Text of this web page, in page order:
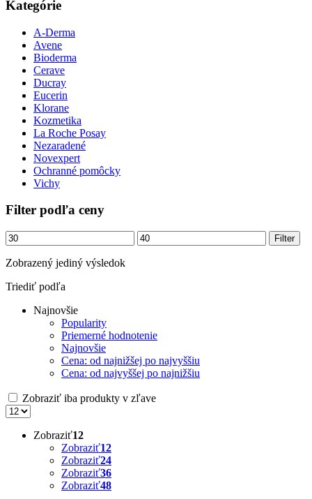
Kategórie
A-Derma
Avene
Bioderma
Cerave
Ducray
Eucerin
Klorane
Kozmetika
La Roche Posay
Nezaradené
Novexpert
Ochranné pomôcky
Vichy
Filter podľa ceny
Minimálna
cena
Maximálna
cena
Filter
Zobrazený jediný výsledok
Triediť podľa
Najnovšie
Popularity
Priemerné hodnotenie
Najnovšie
Cena: od najnižšej po najvyššiu
Cena: od najvyššej po najnižšiu
Zobraziť iba produkty v zľave
Zobraziť12
Zobraziť12
Zobraziť24
Zobraziť36
Zobraziť48